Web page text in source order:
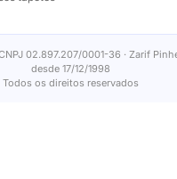
02.897.207/0001-36 · Zarif
desde 17/12/1998
Todos os direitos reservados